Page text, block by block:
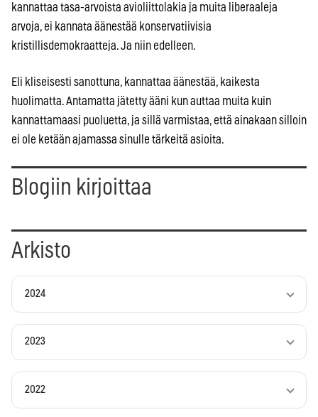
kannattaa tasa-arvoista avioliittolakia ja muita liberaaleja
arvoja, ei kannata äänestää konservatiivisia
kristillisdemokraatteja. Ja niin edelleen.
Eli kliseisesti sanottuna, kannattaa äänestää, kaikesta
huolimatta. Antamatta jätetty ääni kun auttaa muita kuin
kannattamaasi puoluetta, ja sillä varmistaa, että ainakaan silloin
ei ole ketään ajamassa sinulle tärkeitä asioita.
Blogiin kirjoittaa
Arkisto
2024
2023
2022